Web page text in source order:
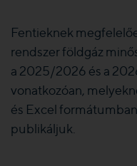
Fentieknek
rendszer földgáz
a 2025/2026 és a
vonatkozóan,
és Excel
publikáljuk.